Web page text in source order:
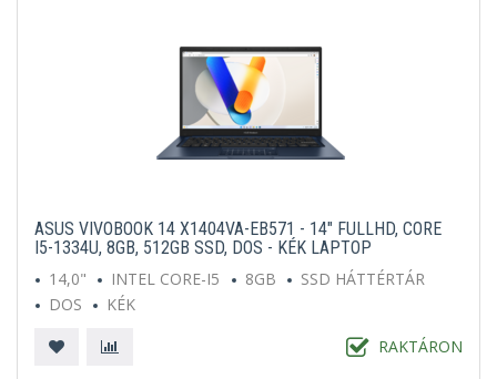
ASUS VIVOBOOK 14 X1404VA-EB571 - 14" FULLHD, CORE
I5-1334U, 8GB, 512GB SSD, DOS - KÉK LAPTOP
14,0"
INTEL CORE-I5 8GB
SSD HÁTTÉRTÁR
DOS
KÉK
RAKTÁRON